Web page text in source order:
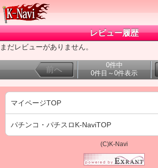
レビュー履歴
まだレビューがありません。
前へ
0件中
0件目～0件表示
マイページTOP
パチンコ・パチスロK-NaviTOP
(C)K-Navi